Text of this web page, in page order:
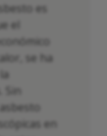
es
el
se ha
Sin
en